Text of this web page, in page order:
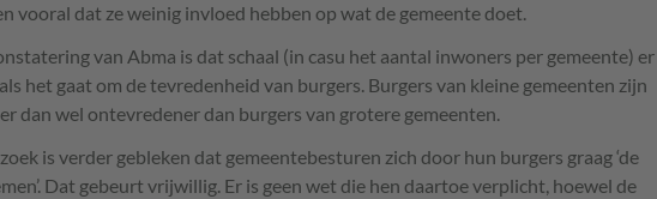
vooral dat ze weinig invloed hebben op wat de gemeente doet.
van Abma is dat schaal (in casu het aantal inwoners per gemeente) er
het gaat om de tevredenheid van burgers. Burgers van kleine gemeenten zijn
dan wel ontevredener dan burgers van grotere gemeenten.
is verder gebleken dat gemeentebesturen zich door hun burgers graag ‘de
Dat gebeurt vrijwillig. Er is geen wet die hen daartoe verplicht, hoewel de